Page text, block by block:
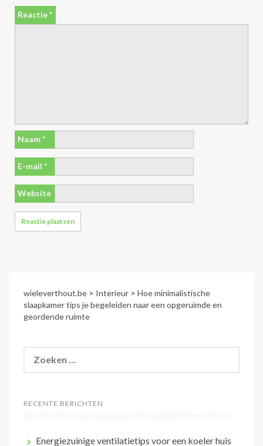
Reactie*
Naam*
E-mail *
Website
wieleverthout.be > Interieur > Hoe minimalistische
slaapkamer tips je begeleiden naar een opgeruimde en
geordende ruimte
naar:
RECENTE BERICHTEN
Energiezuinige ventilatietips voor een koeler huis